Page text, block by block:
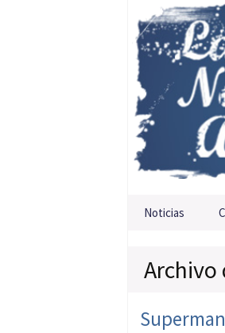
Saltar al
Noticias
Archivo